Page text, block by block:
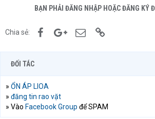
BẠN PHẢI ĐĂNG NHẬP HOẶC ĐĂNG KÝ
Chia sẻ: FacebookGoogle+Email
ĐỐI TÁC
» ỔN ÁP LIOA
» đăng tin rao vặt
» Vào Facebook Group để SPAM